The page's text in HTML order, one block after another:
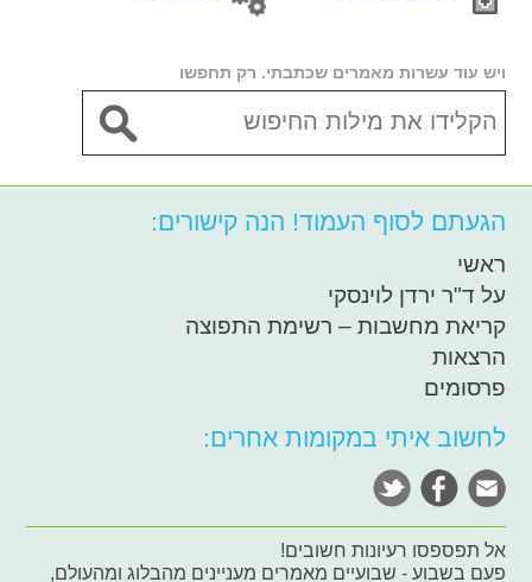
ויש עוד עשרות מאמרים שכתבתי. רק תחפשו
הגעתם לסוף העמוד! הנה קישורים:
ראשי
על ד"ר ירדן לוינסקי
קריאת מחשבות – רשימת התפוצה
הרצאות
פרסומים
לחשוב איתי במקומות אחרים:
אל תפספסו רעיונות חשובים!
פעם בשבוע - שבועיים מאמרים מעניינים מהבלוג ומהעולם,